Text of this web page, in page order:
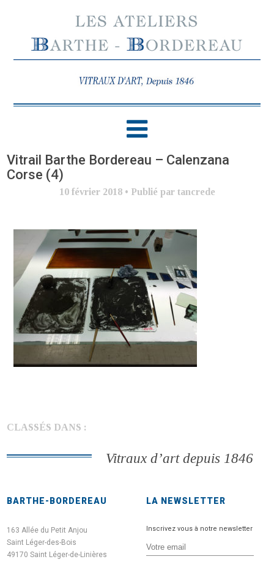
Vitrail Barthe Bordereau – Calenzana
Corse (4)
10 février 2018• Publié par tancrede
CLASSÉS DANS :
Vitraux d’art depuis 1846
BARTHE-BORDEREAU
163 Allée du Petit Anjou
Saint Léger-des-Bois
49170 Saint Léger-de-Linières
LA NEWSLETTER
Inscrivez vous à notre newsletter